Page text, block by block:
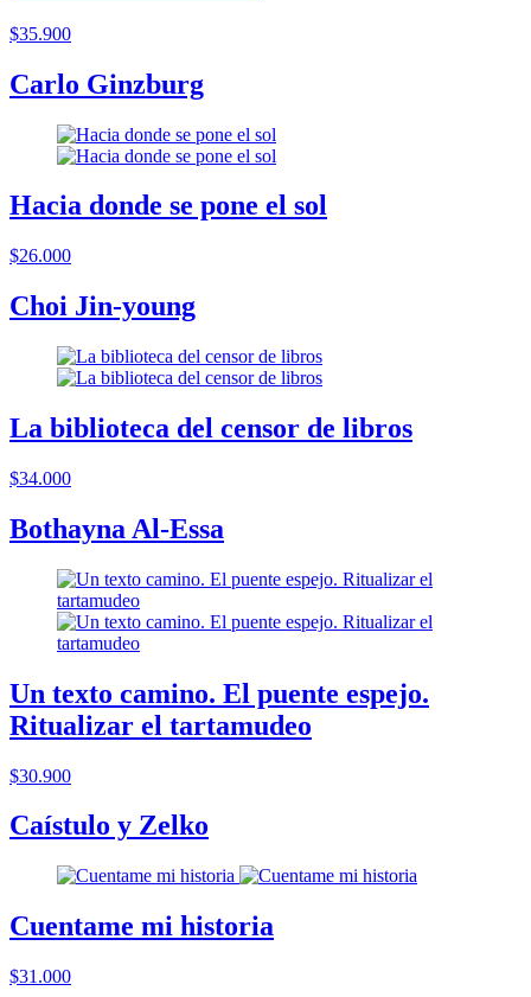
$35.900
Carlo Ginzburg
Hacia donde se pone el sol
$26.000
Choi Jin-young
La biblioteca del censor de libros
$34.000
Bothayna Al-Essa
Un texto camino. El puente espejo.
Ritualizar el tartamudeo
$30.900
Caístulo y Zelko
Cuentame mi historia
$31.000